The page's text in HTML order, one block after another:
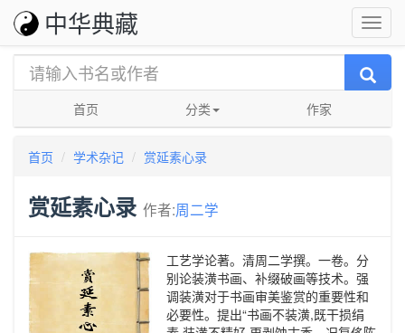
中华典藏
首页 分类 作家
首页 学术杂记 赏延素心录
赏延素心录 作者:周二学
工艺学论著。清周二学撰。一卷。分
别论装潢书画、补缀破画等技术。强
调装潢对于书画审美鉴赏的重要性和
必要性。提出“书画不装潢,既干损绢